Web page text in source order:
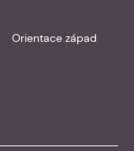
Orientace západ